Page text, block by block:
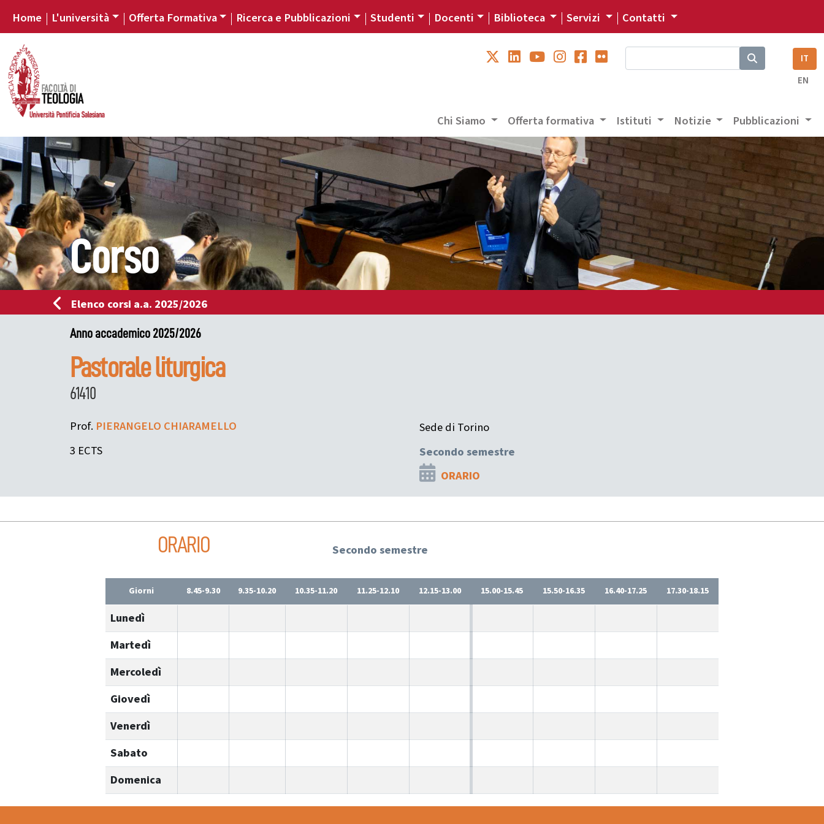
Home L'università Offerta Formativa Ricerca e Pubblicazioni Studenti Docenti Biblioteca Servizi Contatti
IT
EN
Chi Siamo Offerta formativa Istituti Notizie Pubblicazioni
Corso
Elenco corsi a.a. 2025/2026
Anno accademico 2025/2026
Pastorale liturgica
61410
Prof. PIERANGELO CHIARAMELLO
3 ECTS
Sede di Torino
Secondo semestre
ORARIO
ORARIO Secondo semestre
Giorni 8.45-9.30 9.35-10.20 10.35-11.20 11.25-12.10 12.15-13.00 15.00-15.45 15.50-16.35 16.40-17.25 17.30-18.15
Lunedì
Martedì
Mercoledì
Giovedì
Venerdì
Sabato
Domenica